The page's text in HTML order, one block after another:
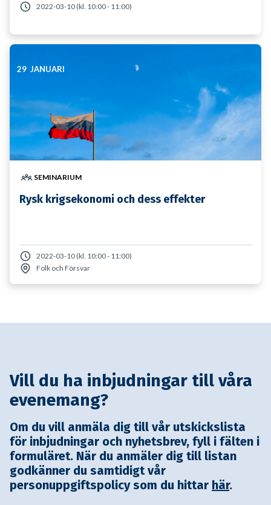
2022-03-10 (kl. 10:00 - 11:00)
29 JANUARI
SEMINARIUM
Rysk krigsekonomi och dess effekter
2022-03-10 (kl. 10:00 - 11:00)
Folk och Försvar
Vill du ha inbjudningar till våra
evenemang?
Om du vill anmäla dig till vår utskickslista
för inbjudningar och nyhetsbrev, fyll i fälten i
formuläret. När du anmäler dig till listan
godkänner du samtidigt vår
personuppgiftspolicy som du hittar här.